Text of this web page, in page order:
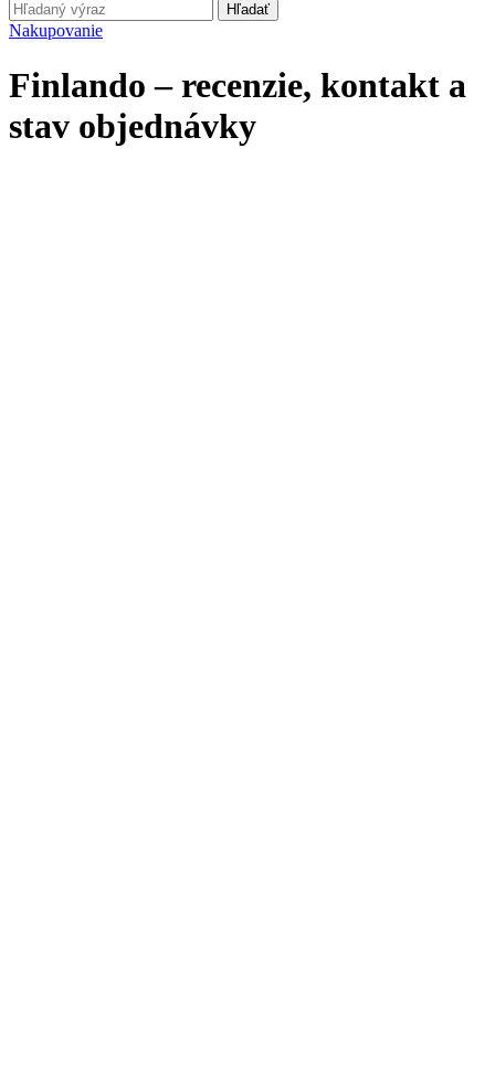
Hľadať
Nakupovanie
Finlando – recenzie, kontakt a
stav objednávky